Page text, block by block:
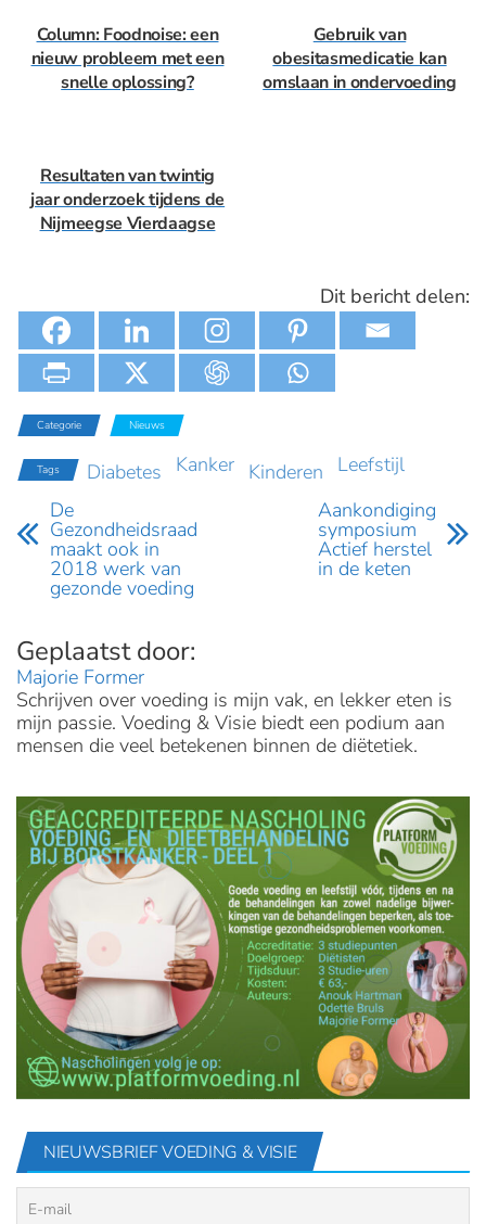
Column: Foodnoise: een
nieuw probleem met een
snelle oplossing?
Gebruik van
obesitasmedicatie kan
omslaan in ondervoeding
Resultaten van twintig
jaar onderzoek tijdens de
Nijmeegse Vierdaagse
Dit bericht delen:
Categorie Nieuws
Tags Diabetes Kanker Kinderen
Leefstijl
De
Gezondheidsraad
maakt ook in
2018 werk van
gezonde voeding
Aankondiging
symposium
Actief herstel
in de keten
Majorie Former
Schrijven over voeding is mijn vak, en lekker eten is
mijn passie. Voeding & Visie biedt een podium aan
mensen die veel betekenen binnen de diëtetiek.
NIEUWSBRIEF VOEDING & VISIE